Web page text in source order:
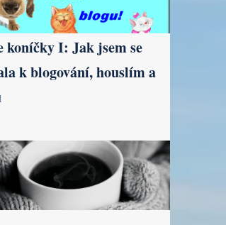
koníčky I: Jak jsem se
k blogování, houslím a